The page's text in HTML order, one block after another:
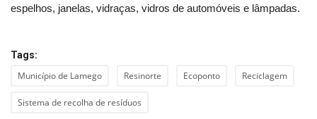
espelhos, janelas, vidraças, vidros de automóveis e lâmpadas.
Tags:
Município de Lamego Resinorte Ecoponto Reciclagem
Sistema de recolha de resíduos